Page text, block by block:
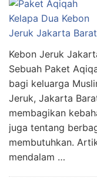
Kebon Jeruk
Sebuah Paket
bagi keluarga
Jeruk, Jakarta
membagikan
juga tentang
membutuhkan.
mendalam …